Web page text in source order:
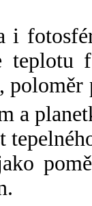
i
a